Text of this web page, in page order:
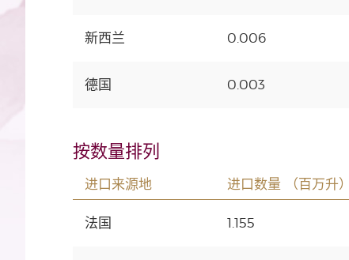
新西兰 0.006
德国 0.003
按数量排列
进口来源地 进口数量 （百万升）
法国 1.155